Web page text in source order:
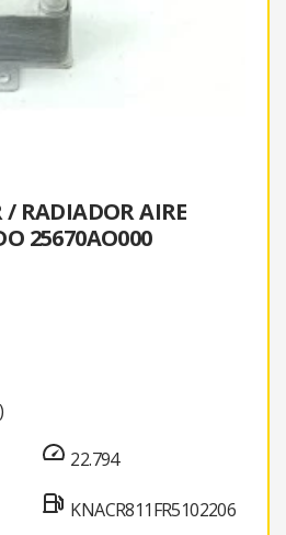
RADIADOR AIRE
25670AO000
22.794
KNACR811FR5102206